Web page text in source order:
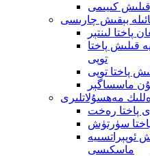
قىلىش كىيىمى
بېقىش چارىسى
پاختا لىنتېر
قىلىش پاختا
توپى
پاختا توپى
ماسساگېر
مەھسۇلاتلىرى
پاختا رەخت
سۈرتۈش
ئوپېراتسىيە
ماسكىسى